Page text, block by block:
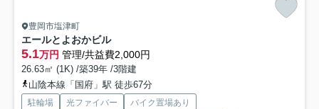
豊岡市塩津町
エールとよおかビル
5.1万円 管理/共益費2,000円
26.63㎡ (1K) /築39年 /3階建
山陰本線「国府」駅 徒歩67分
駐輪場 光ファイバー
バイク置場あり